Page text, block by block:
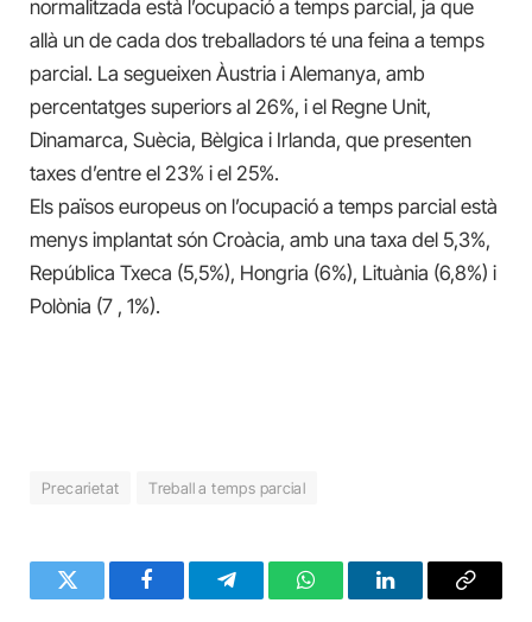
normalitzada està l’ocupació a temps parcial, ja que
allà un de cada dos treballadors té una feina a temps
parcial. La segueixen Àustria i Alemanya, amb
percentatges superiors al 26%, i el Regne Unit,
Dinamarca, Suècia, Bèlgica i Irlanda, que presenten
taxes d’entre el 23% i el 25%.
Els països europeus on l’ocupació a temps parcial està
menys implantat són Croàcia, amb una taxa del 5,3%,
República Txeca (5,5%), Hongria (6%), Lituània (6,8%) i
Polònia (7 , 1%).
Precarietat Treball a temps parcial
Twitter FacebookTelegramWhatsAppLinkedInCopy